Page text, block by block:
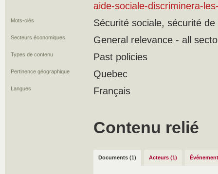
aide-sociale-discriminera-
Mots-clés Sécurité sociale, sécurité de
Secteurs économiques General relevance - all
Types de contenu Past policies
Pertinence géographique Quebec
Langues Français
Contenu relié
Documents (1) Acteurs (1)